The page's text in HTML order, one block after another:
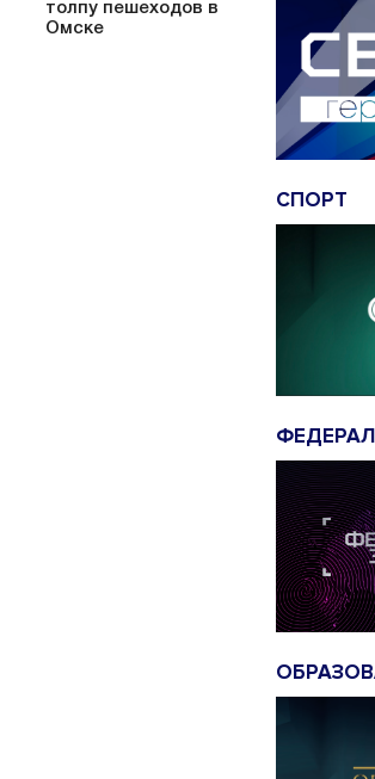
толпу пешеходов в
Омске
СПОРТ